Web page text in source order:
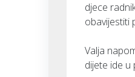
djece
obavijestiti
Valja
dijete ide u